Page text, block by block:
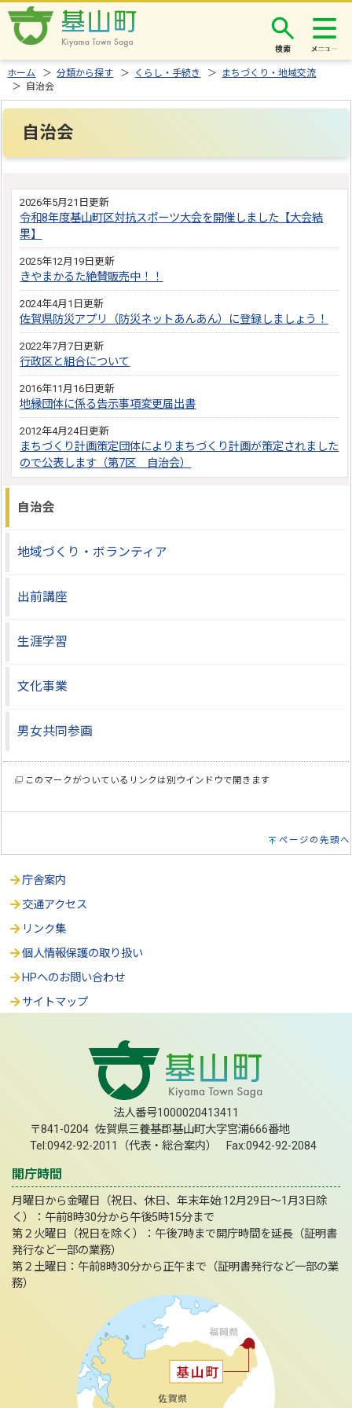
検索
ホーム ＞分類から探す ＞ くらし・手続き ＞
まちづくり・地域交流
＞ 自治会
自治会
2026年5月21日更新
令和8年度基山町区対抗スポーツ大会を開催しました【大会結
果】
2025年12月19日更新
きやまかるた絶賛販売中！！
2024年4月1日更新
佐賀県防災アプリ（防災ネットあんあん）に登録しましょう！
2022年7月7日更新
行政区と組合について
2016年11月16日更新
地縁団体に係る告示事項変更届出書
2012年4月24日更新
まちづくり計画策定団体によりまちづくり計画が策定されました
ので公表します（第7区 自治会）
自治会
地域づくり・ボランティア
出前講座
生涯学習
文化事業
男女共同参画
このマークがついているリンクは別ウインドウで開きます
ページの先頭へ
庁舎案内
交通アクセス
リンク集
個人情報保護の取り扱い
HPへのお問い合わせ
サイトマップ
法人番号1000020413411
〒841-0204 佐賀県三養基郡基山町大字宮浦666番地
Tel:0942-92-2011（代表・総合案内） Fax:0942-92-2084
開庁時間
月曜日から金曜日（祝日、休日、年末年始:12月29日～1月3日除
く）：午前8時30分から午後5時15分まで
第２火曜日（祝日を除く）：午後7時まで開庁時間を延長（証明書
発行など一部の業務）
第２土曜日：午前8時30分から正午まで（証明書発行など一部の業
務）